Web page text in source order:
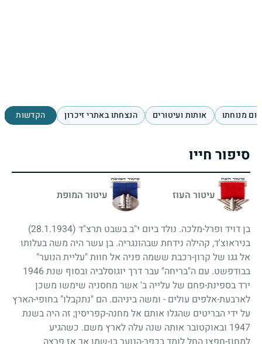
מנוחתו אותות ועיטורים הנצחתו באתרי זיכרון הקדשות
סיפור חייו
עיטור העוז עיטור המופת
בן דויד ופרל-מלכה. נולד ביום י"ב בשבט תרצ"ד (28.1.1934)
בניראוצ'ד, קהילה נידחת שבהונגריה. בן עשר היה משה בעלותו
אל גגו של קרון-רכבת ששמה פניה אל חוות "עליית הנוער"
בבודפשט. עם ה"בריחה" עבר דרך יוגוסלביה ובסוף שנת1946
ירד בספינת-פחם של עלייה ב' אשר מחסניה שימשו משכן
לארבעת-אלפים עולים - ומשה ביניהם. הם "נתקבלו" בחופי-הארץ
על ידי הבריטים שהגלו אותם אל מחנה-קפריסין; זה היה בשנת
1947 ובאוקטובר אותה שנה עלה לארץ משם. כשהגיע